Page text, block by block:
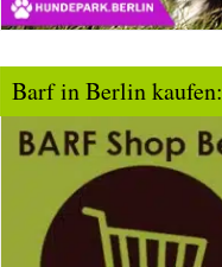
Barf in Berlin kaufen: